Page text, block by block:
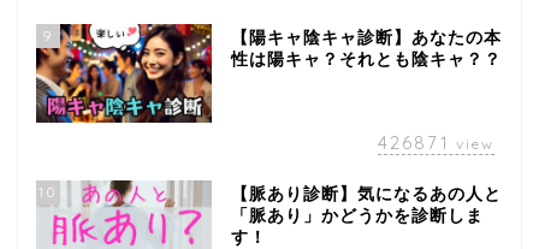
9
【陽キャ陰キャ診断】あなたの本
性は陽キャ？それとも陰キャ？？
426871 view
10
【脈あり診断】気になるあの人と
「脈あり」かどうかを診断しま
す！